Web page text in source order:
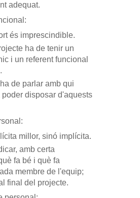
adequat.
és imprescindible.
ha de tenir un
i un referent funcional
de parlar amb qui
disposar d'aquests
millor, sinó implícita.
amb certa
fa bé i què fa
membre de l'equip;
final del projecte.